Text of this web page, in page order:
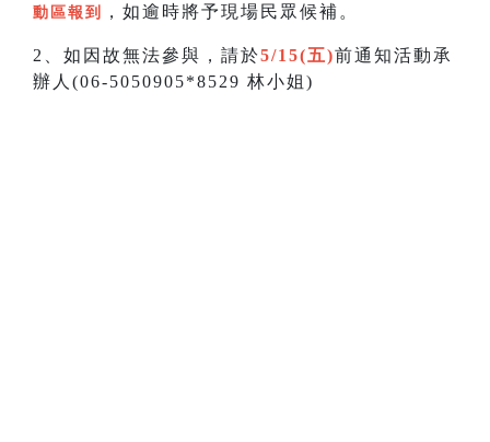
動區報到
，如逾時將予現場民眾候補。
2、如因故無法參與，請於5/15(五)前通知活動承
辦人(06-5050905*8529 林小姐)